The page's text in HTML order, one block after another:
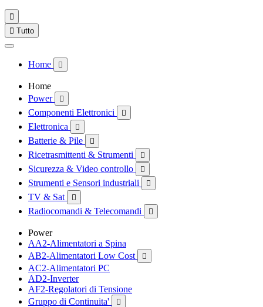

 Tutto
Home 
Home
Power

Componenti Elettronici 
Elettronica 
Batterie & Pile 
Ricetrasmittenti & Strumenti 
Sicurezza & Video controllo 
Strumenti e Sensori industriali 
TV & Sat 
Radiocomandi & Telecomandi 
Power
AA2-Alimentatori a Spina
AB2-Alimentatori Low Cost

AC2-Alimentatori PC
AD2-Inverter
AF2-Regolatori di Tensione
Gruppo di Continuita'
